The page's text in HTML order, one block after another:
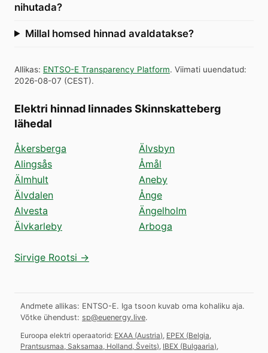
nihutada?
Millal homsed hinnad avaldatakse?
Allikas: ENTSO-E Transparency Platform. Viimati uuendatud:
2026-08-07 (CEST).
Elektri hinnad linnades Skinnskatteberg
lähedal
Åkersberga
Alingsås
Älmhult
Älvdalen
Alvesta
Älvkarleby
Älvsbyn
Åmål
Aneby
Ånge
Ängelholm
Arboga
Sirvige Rootsi →
Andmete allikas: ENTSO-E. Iga tsoon kuvab oma kohaliku aja.
Võtke ühendust: sp@euenergy.live.
Euroopa elektri operaatorid: EXAA (Austria) EPEX (Belgia,
Prantsusmaa, Saksamaa, Holland, Šveits) IBEX (Bulgaaria)